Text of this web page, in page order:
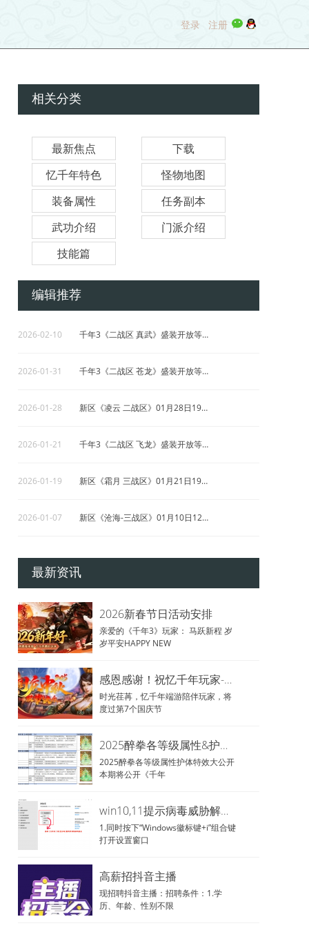
登录 注册
相关分类
最新焦点
下载
忆千年特色
怪物地图
装备属性
任务副本
武功介绍
门派介绍
技能篇
编辑推荐
2026-01-07
2025-12-29 千年3《龙吟》盛装开放等你来战！
2026-03-12 新区《 精武 》03月14日12点准时开放！
2026-02-27
2026-02-14 2026新春节日活动安排
2026-02-10
2026-01-31
2026-01-28
2026-01-21
2026-01-19
2026-01-07
2026-03-12 新区《 精武 》03月14日12点准时开放！
2026-02-27 新区《 苍穹 》03月02日19点准时开放！
2026-02-10 千年3《二战区 真武》盛装开放等你来战！
2026-01-31
2026-01-28 新区《凌云 二战区》01月28日19点准时开放
2026-01-21 千年3《二战区 飞龙》盛装开放等你来战！
2026-01-07
2025-12-29 千年3《龙吟》盛装开放等你来战！
最新资讯
亲爱的《千年3》玩家： 马跃新程 岁
感恩感谢！祝忆千年玩家-国庆中
2025醉拳各等级属性&护体特效大
win10,11提示病毒威胁解决办法!
高薪招抖音主播
[跨服]欢乐谷